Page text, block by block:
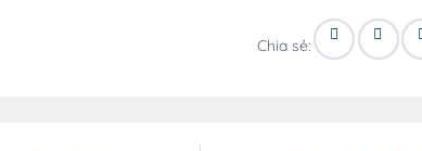
Chia sẻ: